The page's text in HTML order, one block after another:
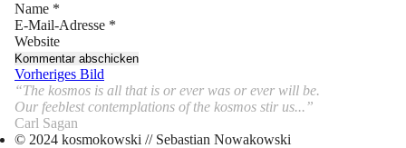
Name *
E-Mail-Adresse *
Website
Vorheriges Bild
“The kosmos is all that is or ever was or ever will be.
Our feeblest contemplations of the kosmos stir us...”
Carl Sagan
© 2024 kosmokowski // Sebastian Nowakowski